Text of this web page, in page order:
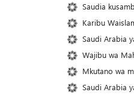
Saudia
Karibu
Saudi Arabia
Wajibu wa
Mkutano wa
Saudi Arabia